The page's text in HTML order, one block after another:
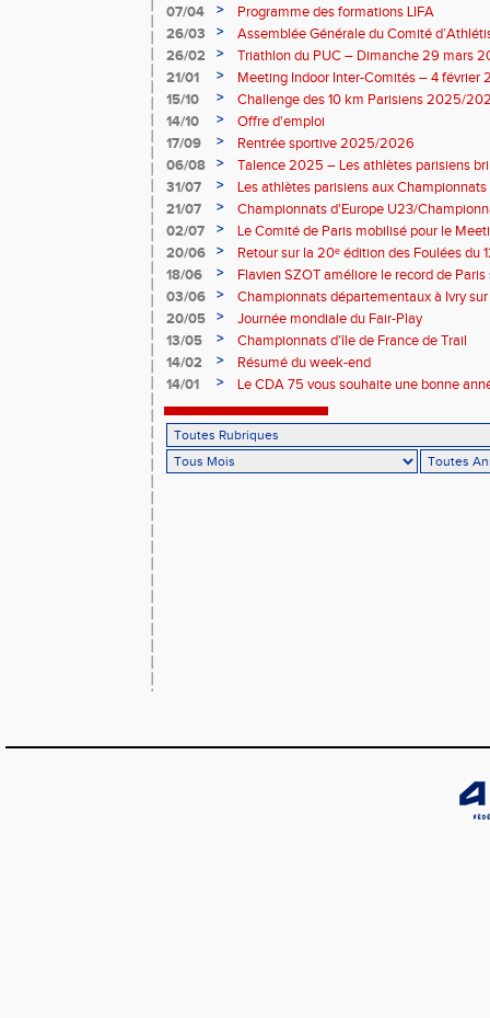
07/04
>
Programme des formations LIFA
26/03
>
Assemblée Générale du Comité
26/02
>
Triathlon du PUC – Dimanche 29 mars
21/01
>
Meeting Indoor Inter-Comités – 4 février
15/10
>
Challenge des 10 km Parisiens 2025/
14/10
>
Offre d'emploi
17/09
>
Rentrée sportive 2025/2026
06/08
>
Talence 2025 – Les athlètes parisiens
de France Élite
31/07 >
Les athlètes parisiens aux
21/07
>
Championnats d'Europe U23/
02/07
>
Le Comité de Paris mobilisé pour le
20/06
>
Retour sur la 20ᵉ édition des Foulées du
18/06
>
Flavien SZOT améliore le record de Paris
03/06
>
Championnats départementaux à Ivry
20/05
>
Journée mondiale du Fair-Play
13/05
>
Championnats d'île de France de Trail
14/02
>
Résumé du week-end
14/01
> Le CDA 75 vous souhaite une bonne